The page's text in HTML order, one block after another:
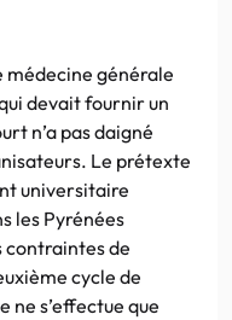
générale
devait fournir un
n’a pas daigné
Le prétexte
universitaire
les Pyrénées
contraintes de
cycle de
ne s’effectue que